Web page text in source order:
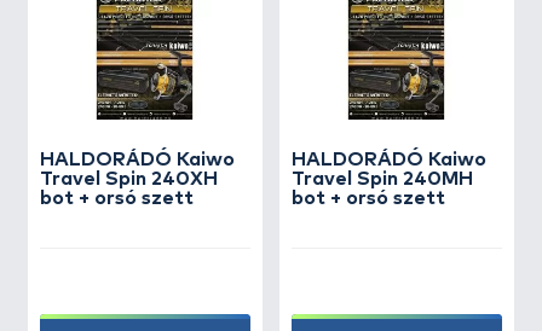
HALDORÁDÓ Kaiwo
Travel Spin 240XH
bot + orsó szett
HALDORÁDÓ Kaiwo
Travel Spin 240MH
bot + orsó szett